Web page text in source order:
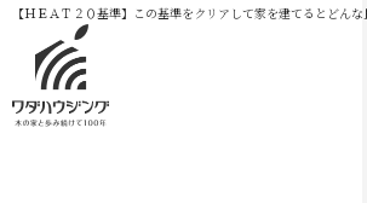
【ＨＥＡＴ２０基準】この基準をクリアして家を建てるとどん